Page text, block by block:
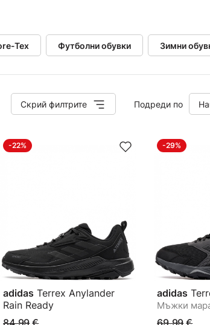
Tex Футболни обувки Зимни
Скрий филтрите Подреди по
-22%
adidas Terrex Anylander
Rain Ready
Мъжки маратонки
84.99 €
-29%
adidas
Мъжки
69.99 €